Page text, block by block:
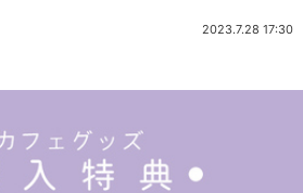
2023.7.28 17:30